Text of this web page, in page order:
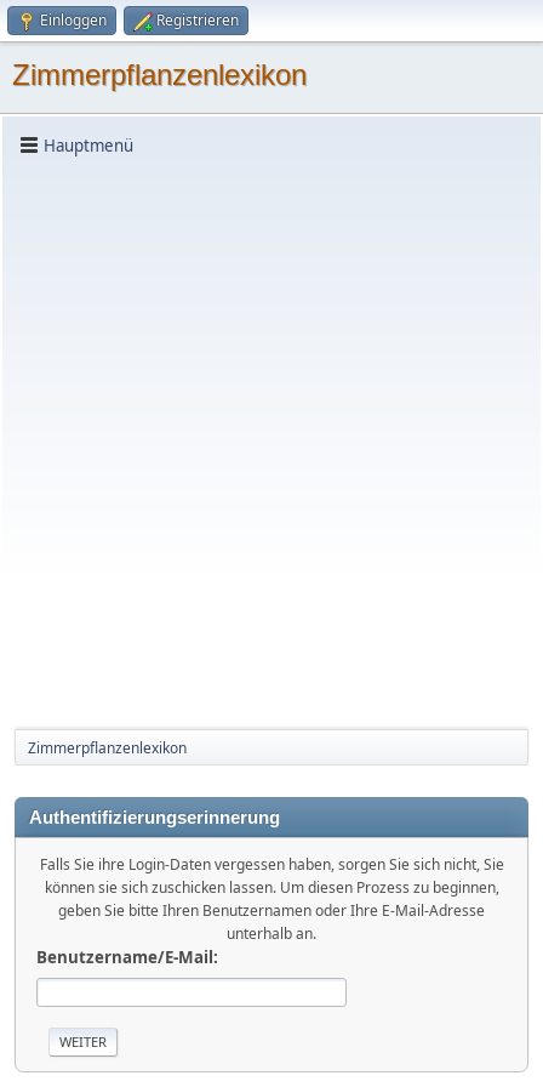
Einloggen Registrieren
Zimmerpflanzenlexikon
Hauptmenü
Zimmerpflanzenlexikon
Authentifizierungserinnerung
Falls Sie ihre Login-Daten vergessen haben, sorgen Sie sich nicht, Sie
können sie sich zuschicken lassen. Um diesen Prozess zu beginnen,
geben Sie bitte Ihren Benutzernamen oder Ihre E-Mail-Adresse
unterhalb an.
Benutzername/E-Mail: